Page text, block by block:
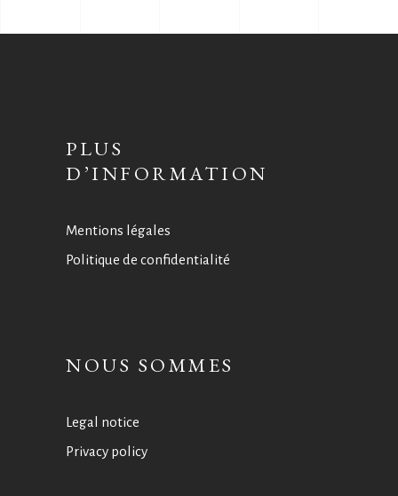
PLUS
D’INFORMATION
Mentions légales
Politique de confidentialité
NOUS SOMMES
Legal notice
Privacy policy